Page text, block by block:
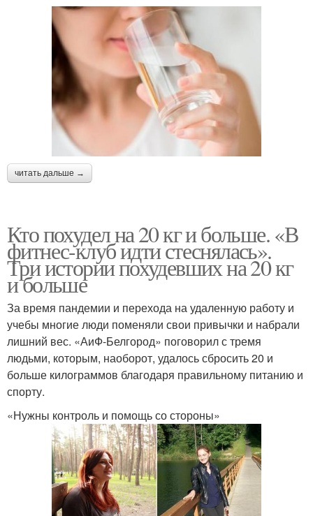
читать дальше →
Кто похудел на 20 кг и больше. «В
фитнес-клуб идти стеснялась».
Три истории похудевших на 20 кг
и больше
За время пандемии и перехода на удаленную работу и
учебы многие люди поменяли свои привычки и набрали
лишний вес. «АиФ-Белгород» поговорил с тремя
людьми, которым, наоборот, удалось сбросить 20 и
больше килограммов благодаря правильному питанию и
спорту.
«Нужны контроль и помощь со стороны»